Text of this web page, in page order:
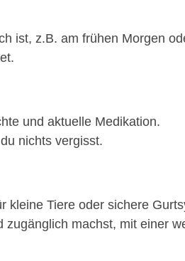
ist, z.B. am frühen Morgen
und aktuelle Medikation.
nichts vergisst.
kleine Tiere oder sichere
machst, mit einer